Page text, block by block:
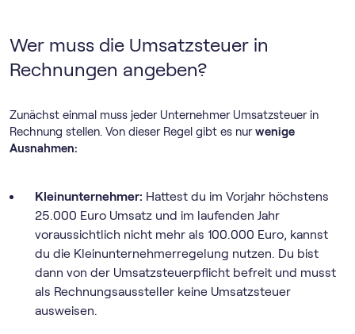
Wer muss die Umsatzsteuer in
Rechnungen angeben?
Zunächst einmal muss jeder Unternehmer Umsatzsteuer in
Rechnung stellen. Von dieser Regel gibt es nurwenige
Ausnahmen:
Kleinunternehmer: Hattest du im Vorjahr höchstens
25.000 Euro Umsatz und im laufenden Jahr
voraussichtlich nicht mehr als 100.000 Euro, kannst
du die Klein­unternehmer­regelung nutzen. Du bist
dann von der Umsatzsteuerpflicht befreit und musst
als Rechnungsaussteller keine Umsatzsteuer
ausweisen.